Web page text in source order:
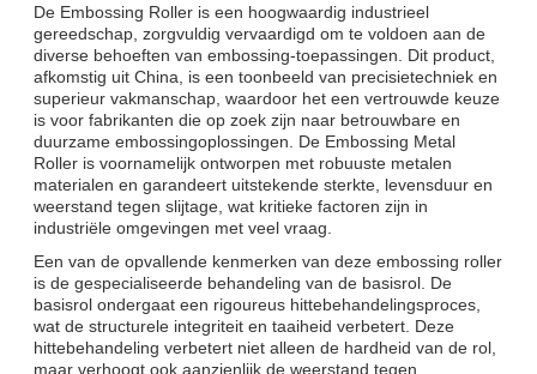
De Embossing Roller is een hoogwaardig industrieel
gereedschap, zorgvuldig vervaardigd om te voldoen aan de
diverse behoeften van embossing-toepassingen. Dit product,
afkomstig uit China, is een toonbeeld van precisietechniek en
superieur vakmanschap, waardoor het een vertrouwde keuze
is voor fabrikanten die op zoek zijn naar betrouwbare en
duurzame embossingoplossingen. De Embossing Metal
Roller is voornamelijk ontworpen met robuuste metalen
materialen en garandeert uitstekende sterkte, levensduur en
weerstand tegen slijtage, wat kritieke factoren zijn in
industriële omgevingen met veel vraag.
Een van de opvallende kenmerken van deze embossing roller
is de gespecialiseerde behandeling van de basisrol. De
basisrol ondergaat een rigoureus hittebehandelingsproces,
wat de structurele integriteit en taaiheid verbetert. Deze
hittebehandeling verbetert niet alleen de hardheid van de rol,
maar verhoogt ook aanzienlijk de weerstand tegen